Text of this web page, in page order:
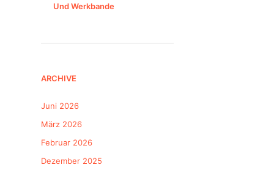
Und Werkbande
ARCHIVE
Juni 2026
März 2026
Februar 2026
Dezember 2025